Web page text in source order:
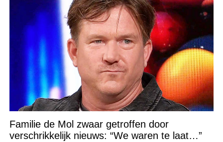
Familie de Mol zwaar getroffen door
verschrikkelijk nieuws: “We waren te laat…”